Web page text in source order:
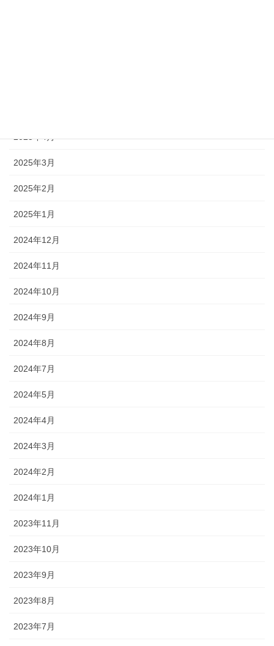
2025年4月
2025年3月
2025年2月
2025年1月
2024年12月
2024年11月
2024年10月
2024年9月
2024年8月
2024年7月
2024年5月
2024年4月
2024年3月
2024年2月
2024年1月
2023年11月
2023年10月
2023年9月
2023年8月
2023年7月